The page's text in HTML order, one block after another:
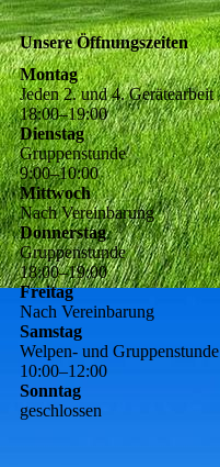
Unsere Öffnungszeiten
Montag
Jeden 2. und 4. Gerätearbeit
18:00–19:00
Dienstag
Gruppenstunde
9:00–10:00
Mittwoch
Nach Vereinbarung
Donnerstag
Gruppenstunde
18:00–19:00
Freitag
Nach Vereinbarung
Samstag
Welpen- und Gruppenstunde
10:00–12:00
Sonntag
geschlossen